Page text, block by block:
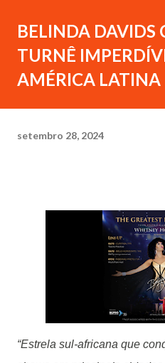
BELINDA DAVIDS
TURNÊ
AMÉRICA LATINA
setembro 28, 2024
“Estrela sul-africana que